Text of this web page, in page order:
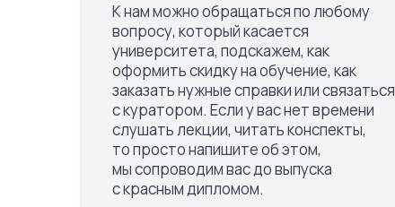
К нам можно обращаться по любому
вопросу, который касается
университета, подскажем, как
оформить скидку на обучение, как
заказать нужные справки или связаться
с куратором. Если у вас нет времени
слушать лекции, читать конспекты,
то просто напишите об этом,
мы сопроводим вас до выпуска
с красным дипломом.